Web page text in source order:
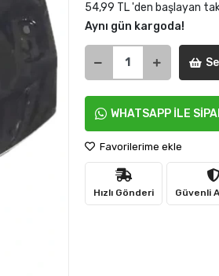
54,99 TL 'den başlayan
Aynı gün kargoda!
WHATSAPP İLE
Favorilerime ekle
Hızlı Gönderi Güvenli